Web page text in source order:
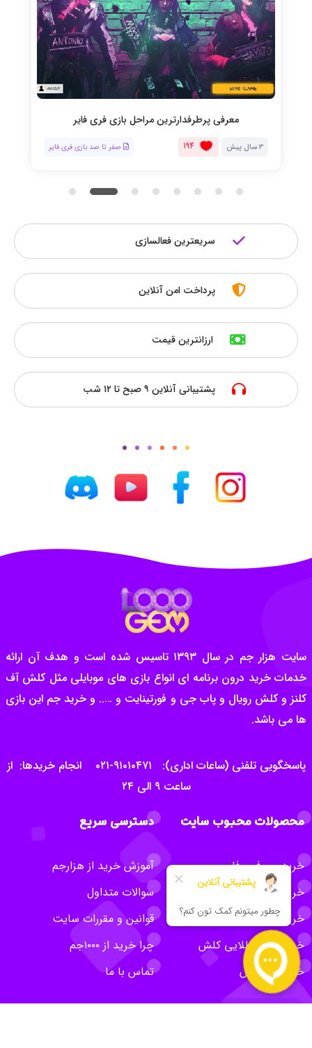
معرفی پرطرفدارترین مراحل بازی فری فایر
3 سال پیش 194 صفر تا صد بازی فری فایر
سریعترین فعالسازی
پرداخت امن آنلاین
ارزانترین قیمت
پشتیبانی آنلاین ۹ صبح تا ۱۲ شب
سایت هزار جم در سال ۱۳۹۳ تاسیس شده است و هدف آن ارائه
خدمات خرید درون برنامه ای انواع بازی های موبایلی مثل کلش آف
کلنز و کلش رویال و پاب جی و فورتینایت و ….. و خرید جم این بازی
ها می باشد.
پاسخگویی تلفنی (ساعات اداری): ۹۱۰۱۰۴۷۱-۰۲۱ انجام خریدها: از
ساعت ۹ الی ۲۴
محصولات محبوب سایت
خرید جم فری فایر
خرید سی پی کالاف
خرید جم کلش اف کلنز
خرید بلیت طلایی کلش
خرید روبلاکس
دسترسی سریع
آموزش خرید از هزارجم
سوالات متداول
قوانین و مقررات سایت
چرا خرید از ۱۰۰۰جم
تماس با ما